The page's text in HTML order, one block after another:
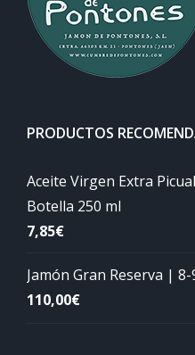
PRODUCTOS
Aceite Virgen Extra
Botella 250 ml
7,85€
Jamón Gran Reserva | 8-
110,00€